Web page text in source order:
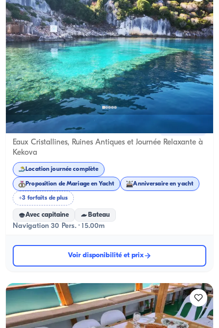
Kekova, Antalya
Eaux Cristallines, Ruines Antiques et Journée Relaxante à
Kekova
Location journée complète
Proposition de Mariage en Yacht Anniversaire en yacht
+3 forfaits de plus
Avec capitaine Bateau
Navigation 30 Pers. · 15.00m
Voir disponibilité et prix